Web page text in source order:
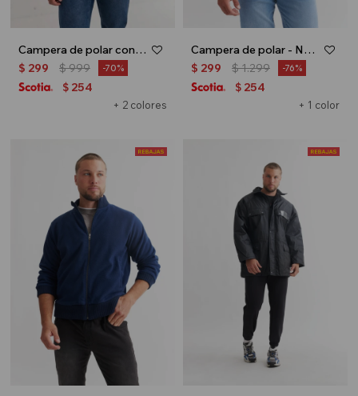
Campera de polar con corderito - Rojo
+ 2 colores
$ 299 $999 70
$ 254
Campera de polar - Negro
+ 1 color
$ 299 $1.299 76
$ 254